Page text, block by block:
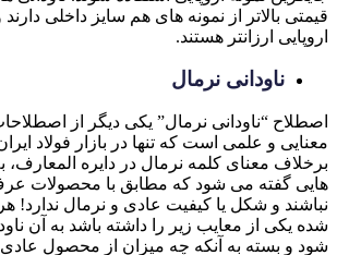
قیمتی بالاتر از نمونه های هم سایز داخلی دارند
اروپایی ارزانتر هستند.
ناودانی نرمال
اصطلاح “ناودانی نرمال” یکی دیگر از
معنایی و علمی است که تنها در بازار فولاد
برخلاف معنای کلمه نرمال در دایره المعارف،
هایی گفته می شود که مطابق با محصولات عرف
نباشند و شکل یا کیفیت عادی و نرمال ندارد!
شده یکی از معایب زیر را داشته باشد به آن
شود و بسته به آنکه چه میزان از محصول عادی